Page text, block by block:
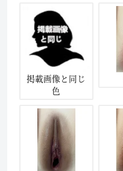
掲載画像と同じ
色